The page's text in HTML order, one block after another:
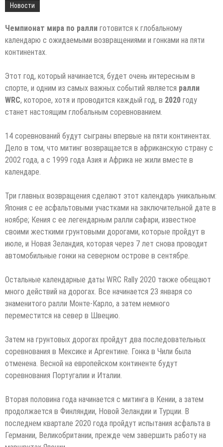
Новости
Чемпионат мира по ралли готовится к глобальному
календарю с ожидаемыми возвращениями и гонками на пяти
континентах.
Этот год, который начинается, будет очень интересным в
спорте, и одним из самых важных событий является ралли
WRC, которое, хотя и проводится каждый год, в 2020 году
станет настоящим глобальным соревнованием.
14 соревнований будут сыграны впервые на пяти континентах.
Дело в том, что митинг возвращается в африканскую страну с
2002 года, а с 1999 года Азия и Африка не жили вместе в
календаре.
Три главных возвращения сделают этот календарь уникальным:
Япония с ее асфальтовыми участками на заключительной дате в
ноябре; Кения с ее легендарным ралли сафари, известное
своими жесткими грунтовыми дорогами, которые пройдут в
июле, и Новая Зеландия, которая через 7 лет снова проводит
автомобильные гонки на северном острове в сентябре.
Остальные календарные даты WRC Rally 2020 также обещают
много действий на дорогах. Все начинается 23 января со
знаменитого ралли Монте-Карло, а затем немного
переместится на север в Швецию.
Затем на грунтовых дорогах пройдут два последовательных
соревнования в Мексике и Аргентине. Гонка в Чили была
отменена. Весной на европейском континенте будут
соревнования Португалии и Италии.
Вторая половина года начинается с митинга в Кении, а затем
продолжается в Финляндии, Новой Зеландии и Турции. В
последнем квартале 2020 года пройдут испытания асфальта в
Германии, Великобритании, прежде чем завершить работу на